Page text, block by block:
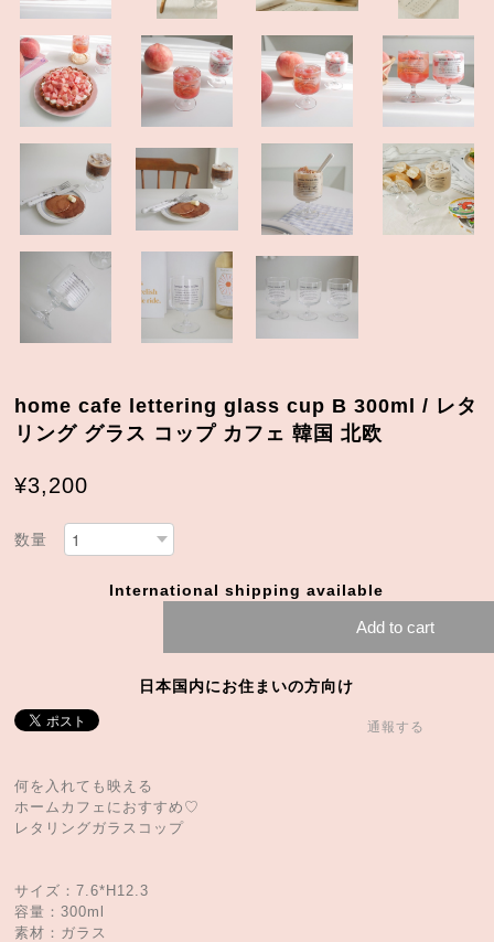
home cafe lettering glass cup B 300ml / レタ
リング グラス コップ カフェ 韓国 北欧
¥3,200
数量
International shipping available
Add to cart
日本国内にお住まいの方向け
通報する
何を入れても映える
ホームカフェにおすすめ♡
レタリングガラスコップ
サイズ：7.6*H12.3
容量：300ml
素材：ガラス